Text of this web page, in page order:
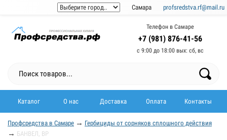
Самара profsredstva.rf@mail.ru
Телефон в Самаре
+7 (981) 876-41-56
с 9:00 до 18:00 выx: сб, вс
Каталог О нас Доставка Оплата Контакты
Профсредства в Самаре → Гербициды от сорняков сплошного действия
→ БАНВЕЛ, ВР